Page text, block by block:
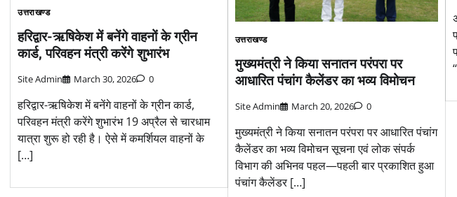
उत्तराखण्ड
हरिद्वार-ऋषिकेश में बनेंगे वाहनों के ग्रीन
कार्ड, परिवहन मंत्री करेंगे शुभारंभ
Site Admin March 30, 2026 0
हरिद्वार-ऋषिकेश में बनेंगे वाहनों के ग्रीन कार्ड,
परिवहन मंत्री करेंगे शुभारंभ 19 अप्रैल से चारधाम
यात्रा शुरू हो रही है। ऐसे में कमर्शियल वाहनों के
[…]
उत्तराखण्ड
मुख्यमंत्री ने किया सनातन परंपरा पर
आधारित पंचांग कैलेंडर का भव्य विमोचन
Site Admin March 20, 2026 0
मुख्यमंत्री ने किया सनातन परंपरा पर आधारित पंचांग
कैलेंडर का भव्य विमोचन सूचना एवं लोक संपर्क
विभाग की अभिनव पहल—पहली बार प्रकाशित हुआ
पंचांग कैलेंडर […]